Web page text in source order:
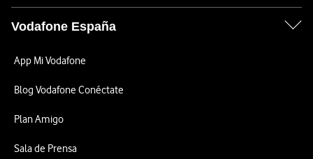
Vodafone España
App Mi Vodafone
Blog Vodafone Conéctate
Plan Amigo
Sala de Prensa